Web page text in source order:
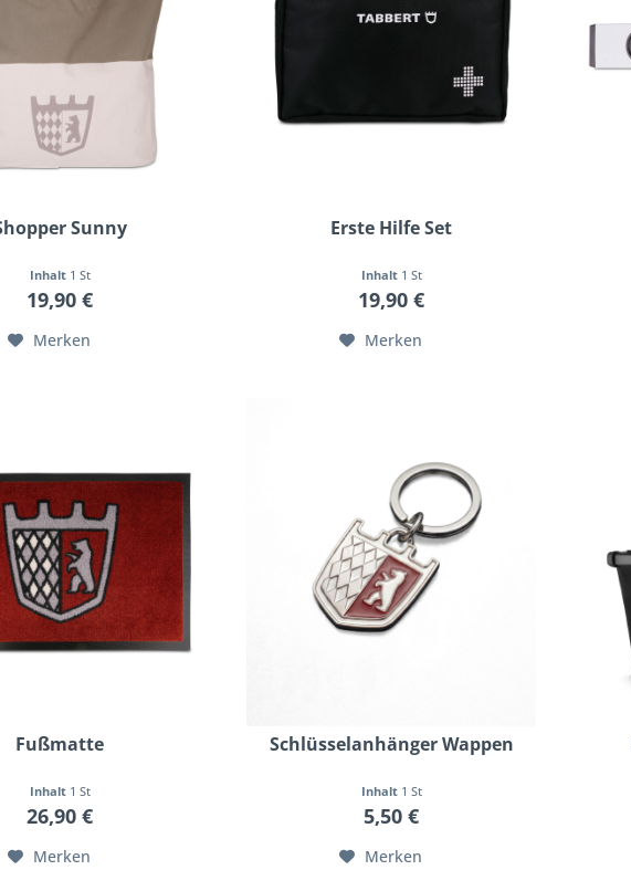
Sunny
Inhalt 1 St
19,90 €
Merken
Erste Hilfe Set
Inhalt 1 St
19,90 €
Merken
Fußmatte
Inhalt 1 St
26,90 €
Merken
Schlüsselanhänger Wappen
Inhalt 1 St
5,50 €
Merken